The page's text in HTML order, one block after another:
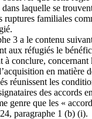
laquelle se
ruptures familiales
3 a le contenu
aux réfugiés le
à conclure, concernant
en matière
réunissent les
des accords
genre que les «
paragraphe 1 (b) (i).